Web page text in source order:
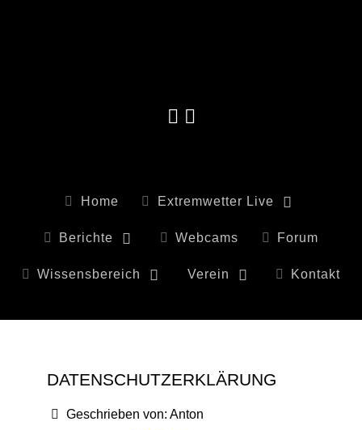
Home Extremwetter Live
Berichte Webcams Forum
Wissensbereich Verein Kontakt
DATENSCHUTZERKLÄRUNG
Geschrieben von: Anton